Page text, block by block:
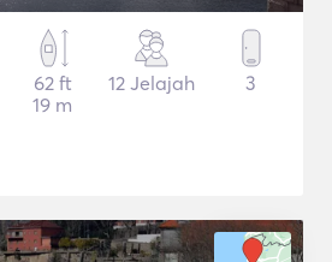
62 ft
19 m
12 Jelajah 3